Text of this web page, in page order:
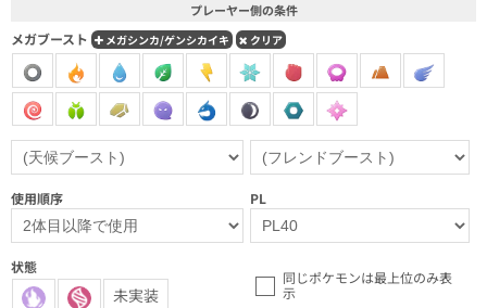
プレーヤー側の条件
メガブースト メガシンカ/ゲンシカイキ クリア
使用順序 PL
状態
未実装
同じポケモンは最上位のみ表
示